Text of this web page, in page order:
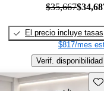
$35,667
El precio incluye tasas
$817/mes
Verif. disponibilidad